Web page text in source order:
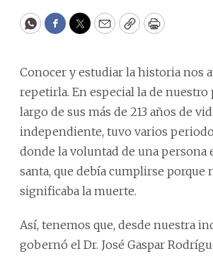
WhatsApp
Facebook
Twitter
EmailCopyPrint
Conocer y estudiar la historia nos
repetirla. En especial la de nuestro
largo de sus más de 213 años de
independiente, tuvo varios
donde la voluntad de una persona
santa, que debía cumplirse porque
significaba la muerte.
Así, tenemos que, desde nuestra
gobernó el Dr. José Gaspar